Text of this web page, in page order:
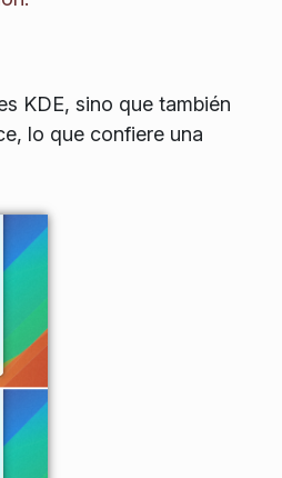
KDE, sino que también
lo que confiere una